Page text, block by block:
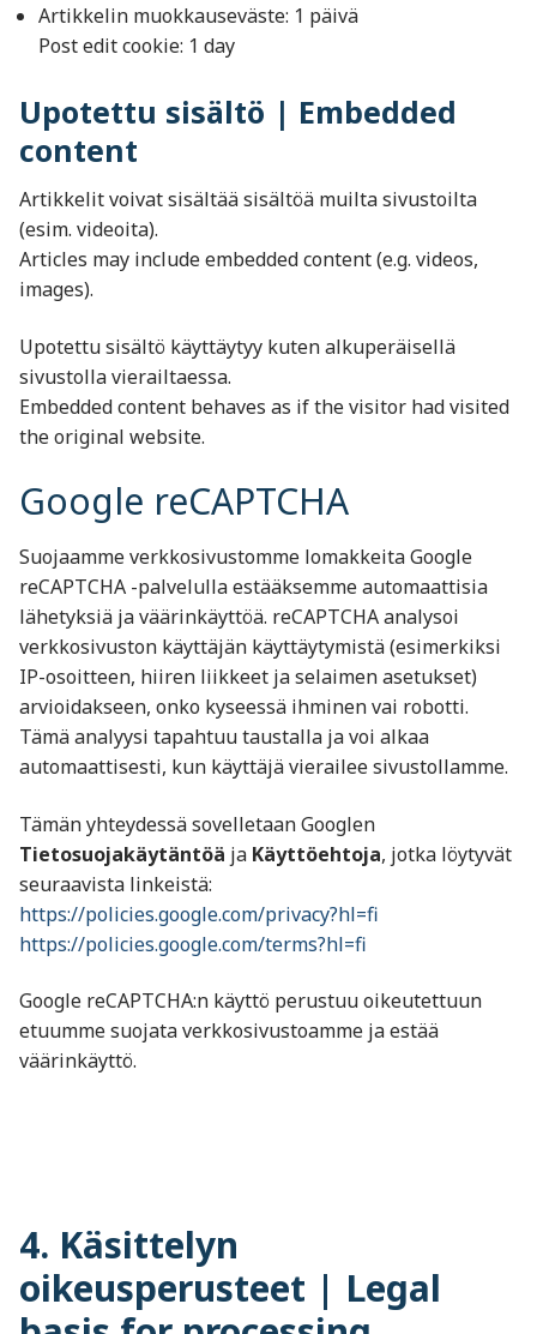
Artikkelin muokkauseväste: 1 päivä
Post edit cookie: 1 day
Upotettu sisältö | Embedded
content
Artikkelit voivat sisältää sisältöä muilta sivustoilta
(esim. videoita).
Articles may include embedded content (e.g. videos,
images).
Upotettu sisältö käyttäytyy kuten alkuperäisellä
sivustolla vierailtaessa.
Embedded content behaves as if the visitor had visited
the original website.
Google reCAPTCHA
Suojaamme verkkosivustomme lomakkeita Google
reCAPTCHA -palvelulla estääksemme automaattisia
lähetyksiä ja väärinkäyttöä. reCAPTCHA analysoi
verkkosivuston käyttäjän käyttäytymistä (esimerkiksi
IP-osoitteen, hiiren liikkeet ja selaimen asetukset)
arvioidakseen, onko kyseessä ihminen vai robotti.
Tämä analyysi tapahtuu taustalla ja voi alkaa
automaattisesti, kun käyttäjä vierailee sivustollamme.
Tämän yhteydessä sovelletaan Googlen
Tietosuojakäytäntöä ja Käyttöehtoja, jotka löytyvät
seuraavista linkeistä:
https://policies.google.com/privacy?hl=fi
https://policies.google.com/terms?hl=fi
Google reCAPTCHA:n käyttö perustuu oikeutettuun
etuumme suojata verkkosivustoamme ja estää
väärinkäyttö.
4. Käsittelyn
oikeusperusteet | Legal